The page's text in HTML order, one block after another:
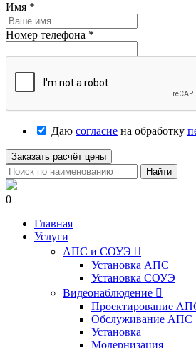
Имя *
Номер телефона *
Даю согласие на обработку
Заказать расчёт цены
Найти
0
Главная
Услуги
АПС и СОУЭ 
Установка АПС
Установка СОУЭ
Видеонаблюдение 
Проектирование
Обслуживание АПС
Установка
Модернизация